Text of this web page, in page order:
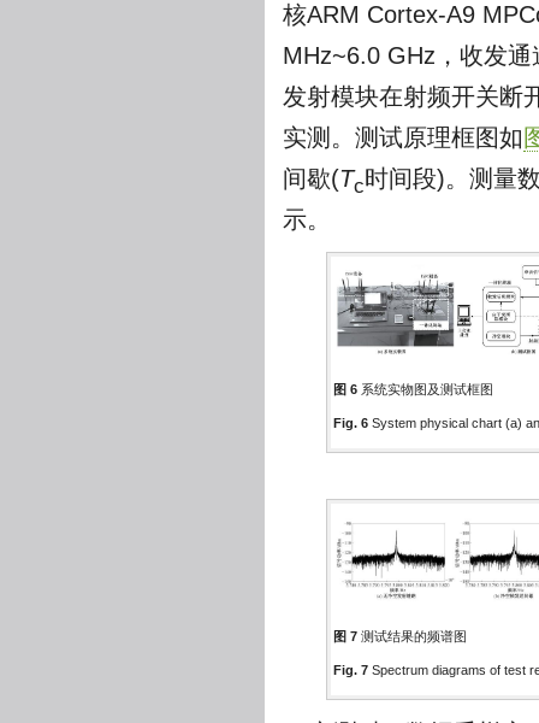
核ARM Cortex-A9
MHz~6.0 GHz，收发
发射模块在射频开关断
实测。测试原理框图如
间歇(Tc时间段)。测量
示。
图 6 系统实物图及测试框图
Fig. 6 System physical chart (a)
图 7 测试结果的频谱图
Fig. 7 Spectrum diagrams of test